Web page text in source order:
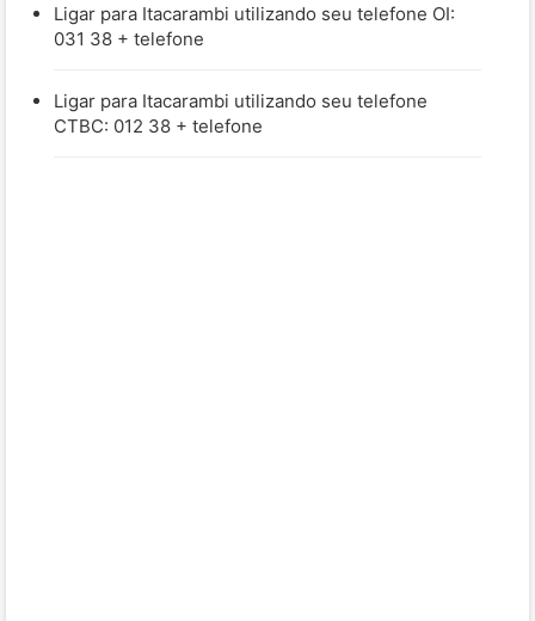
Ligar para Itacarambi utilizando seu telefone OI:
031 38 + telefone
Ligar para Itacarambi utilizando seu telefone
CTBC: 012 38 + telefone